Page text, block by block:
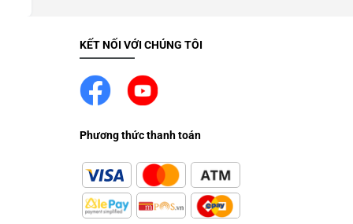
KẾT NỐI VỚI CHÚNG TÔI
Phương thức thanh toán